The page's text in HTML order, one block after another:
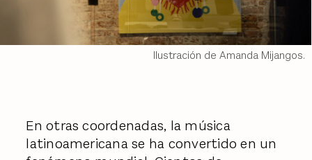
Ilustración de Amanda Mijangos.
En otras coordenadas, la música
latinoamericana se ha convertido en un